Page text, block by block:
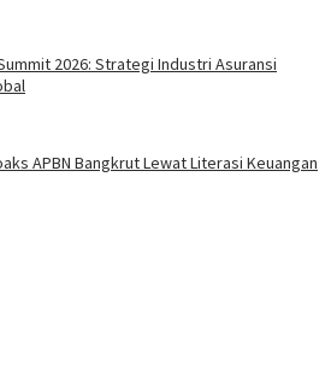
2026: Strategi Industri Asuransi
APBN Bangkrut Lewat Literasi Keuangan